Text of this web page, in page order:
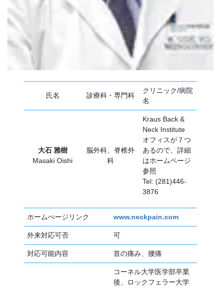
氏名 診療科・専門科
クリニック/病院
名
大石 雅樹
Masaki Oishi
脳外科、脊椎外
科
Kraus Back &
Neck Institute
オフィスが７つ
あるので、詳細
はホームページ
参照
Tel: (281)446-
3876
ホームぺージリンク www.neckpain.com
外来対応可否 可
対応可能内容 首の痛み、腰痛
コーネル大学医学部卒業
後、ロックフェラー大学